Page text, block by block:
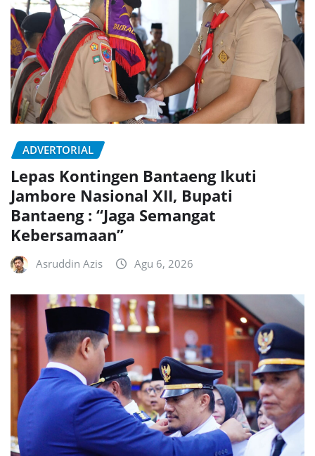
ADVERTORIAL
Lepas Kontingen Bantaeng Ikuti
Jambore Nasional XII, Bupati
Bantaeng : “Jaga Semangat
Kebersamaan”
Asruddin Azis Agu 6, 2026